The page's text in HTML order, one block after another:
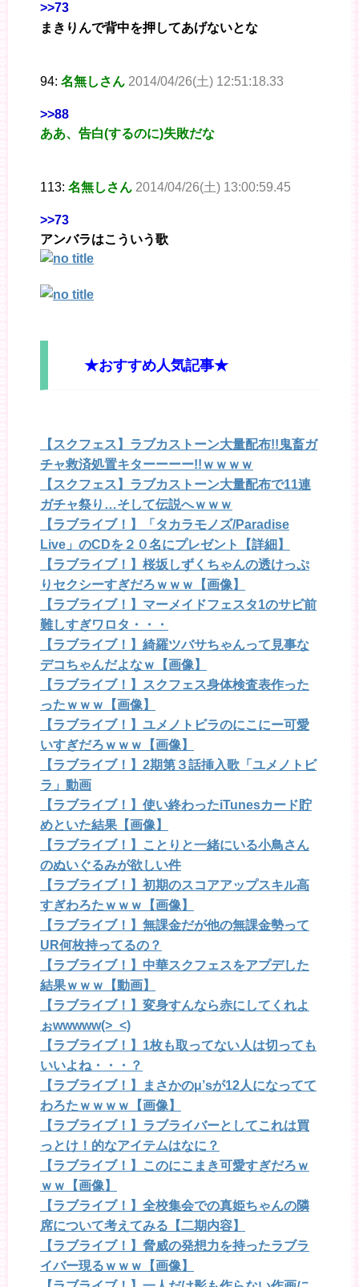
>>73
まきりんで背中を押してあげないとな
94: 名無しさん 2014/04/26(土) 12:51:18.33
>>88
ああ、告白(するのに)失敗だな
113: 名無しさん 2014/04/26(土) 13:00:59.45
>>73
アンバラはこういう歌
★おすすめ人気記事★
【スクフェス】ラブカストーン大量配布!!鬼畜ガ
チャ救済処置キターーーー!!ｗｗｗｗ
【スクフェス】ラブカストーン大量配布で11連
ガチャ祭り…そして伝説へｗｗｗ
【ラブライブ！】「タカラモノズ/Paradise
Live」のCDを２０名にプレゼント【詳細】
【ラブライブ！】桜坂しずくちゃんの透けっぷ
りセクシーすぎだろｗｗｗ【画像】
【ラブライブ！】マーメイドフェスタ1のサビ前
難しすぎワロタ・・・
【ラブライブ！】綺羅ツバサちゃんって見事な
デコちゃんだよなｗ【画像】
【ラブライブ！】スクフェス身体検査表作った
ったｗｗｗ【画像】
【ラブライブ！】ユメノトビラのにこにー可愛
いすぎだろｗｗｗ【画像】
【ラブライブ！】2期第３話挿入歌「ユメノトビ
ラ」動画
【ラブライブ！】使い終わったiTunesカード貯
めといた結果【画像】
【ラブライブ！】ことりと一緒にいる小鳥さん
のぬいぐるみが欲しい件
【ラブライブ！】初期のスコアアップスキル高
すぎわろたｗｗｗ【画像】
【ラブライブ！】無課金だが他の無課金勢って
UR何枚持ってるの？
【ラブライブ！】中華スクフェスをアプデした
結果ｗｗｗ【動画】
【ラブライブ！】変身すんなら赤にしてくれよ
ぉwwwww(>_<)
【ラブライブ！】1枚も取ってない人は切っても
いいよね・・・？
【ラブライブ！】まさかのμ’sが12人になってて
わろたｗｗｗｗ【画像】
【ラブライブ！】ラブライバーとしてこれは買
っとけ！的なアイテムはなに？
【ラブライブ！】このにこまき可愛すぎだろｗ
ｗｗ【画像】
【ラブライブ！】全校集会での真姫ちゃんの隣
席について考えてみる【二期内容】
【ラブライブ！】脅威の発想力を持ったラブラ
イバー現るｗｗｗ【画像】